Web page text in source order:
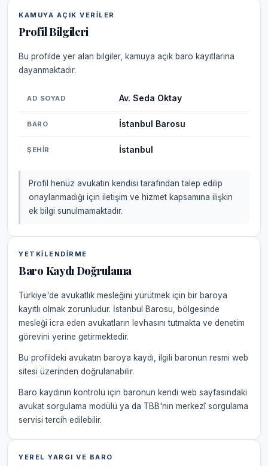
KAMUYA AÇIK VERILER
Profil Bilgileri
Bu profilde yer alan bilgiler, kamuya açık baro kayıtlarına
dayanmaktadır.
AD SOYAD Av. Seda Oktay
BARO İstanbul Barosu
ŞEHIR İstanbul
Profil henüz avukatın kendisi tarafından talep edilip
onaylanmadığı için iletişim ve hizmet kapsamına ilişkin
ek bilgi sunulmamaktadır.
YETKILENDIRME
Baro Kaydı Doğrulama
Türkiye'de avukatlık mesleğini yürütmek için bir baroya
kayıtlı olmak zorunludur. İstanbul Barosu, bölgesinde
mesleği icra eden avukatların levhasını tutmakta ve denetim
görevini yerine getirmektedir.
Bu profildeki avukatın baroya kaydı, ilgili baronun resmi web
sitesi üzerinden doğrulanabilir.
Baro kaydının kontrolü için baronun kendi web sayfasındaki
avukat sorgulama modülü ya da TBB'nin merkezî sorgulama
servisi tercih edilebilir.
YEREL YARGI VE BARO